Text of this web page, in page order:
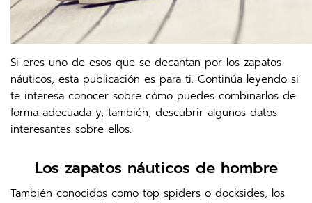
Si eres uno de esos que se decantan por los zapatos
náuticos, esta publicación es para ti. Continúa leyendo si
te interesa conocer sobre cómo puedes combinarlos de
forma adecuada y, también, descubrir algunos datos
interesantes sobre ellos.
Los zapatos náuticos de hombre
También conocidos como top spiders o docksides, los